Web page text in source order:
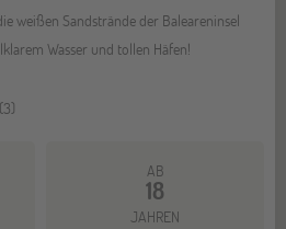
weißen Sandstrände der Baleareninsel
Wasser und tollen Häfen!
(3)
AB
18
JAHREN